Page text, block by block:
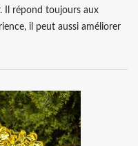
Il répond toujours aux
il peut aussi améliorer